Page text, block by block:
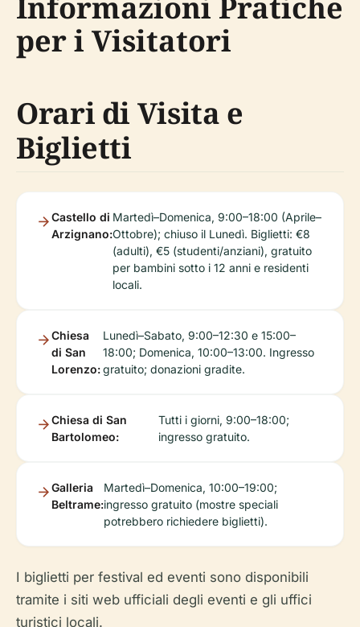
per i Visitatori
Orari di Visita e
Biglietti
Castello di
Arzignano:
Martedì–Domenica, 9:00–18:00 (Aprile–
Ottobre); chiuso il Lunedì. Biglietti: €8
(adulti), €5 (studenti/anziani), gratuito
per bambini sotto i 12 anni e residenti
locali.
Chiesa
di San
Lorenzo:
Lunedì–Sabato, 9:00–12:30 e 15:00–
18:00; Domenica, 10:00–13:00. Ingresso
gratuito; donazioni gradite.
Chiesa di San
Bartolomeo:
Tutti i giorni, 9:00–18:00;
ingresso gratuito.
Galleria
Beltrame:
Martedì–Domenica, 10:00–19:00;
ingresso gratuito (mostre speciali
potrebbero richiedere biglietti).
I biglietti per festival ed eventi sono disponibili
tramite i siti web ufficiali degli eventi e gli uffici
turistici locali.